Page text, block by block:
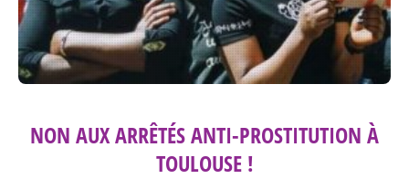
NON AUX ARRÊTÉS ANTI-PROSTITUTION À
TOULOUSE !